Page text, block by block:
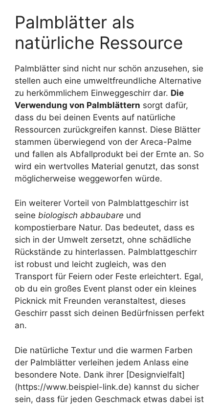
Palmblätter als
natürliche Ressource
Palmblätter sind nicht nur schön anzusehen, sie
stellen auch eine umweltfreundliche Alternative
zu herkömmlichem Einweggeschirr dar. Die
Verwendung von Palmblättern sorgt dafür,
dass du bei deinen Events auf natürliche
Ressourcen zurückgreifen kannst. Diese Blätter
stammen überwiegend von der Areca-Palme
und fallen als Abfallprodukt bei der Ernte an. So
wird ein wertvolles Material genutzt, das sonst
möglicherweise weggeworfen würde.
Ein weiterer Vorteil von Palmblattgeschirr ist
seine biologisch abbaubare und
kompostierbare Natur. Das bedeutet, dass es
sich in der Umwelt zersetzt, ohne schädliche
Rückstände zu hinterlassen. Palmblattgeschirr
ist robust und leicht zugleich, was den
Transport für Feiern oder Feste erleichtert. Egal,
ob du ein großes Event planst oder ein kleines
Picknick mit Freunden veranstaltest, dieses
Geschirr passt sich deinen Bedürfnissen perfekt
an.
Die natürliche Textur und die warmen Farben
der Palmblätter verleihen jedem Anlass eine
besondere Note. Dank ihrer [Designvielfalt]
(https://www.beispiel-link.de) kannst du sicher
sein, dass für jeden Geschmack etwas dabei ist